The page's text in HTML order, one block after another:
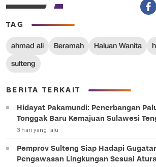
TAG
ahmad ali Beramah Haluan Wanita
sulteng
BERITA TERKAIT
Hidayat Pakamundi: Penerbangan
Tonggak Baru Kemajuan Sulawesi
3 hari yang lalu
Pemprov Sulteng Siap Hadapi
Pengawasan Lingkungan Sesuai